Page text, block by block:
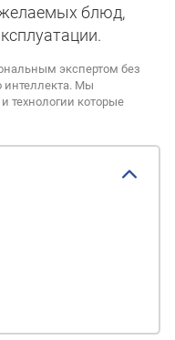
блюд,
экспертом без
интеллекта. Мы
технологии которые